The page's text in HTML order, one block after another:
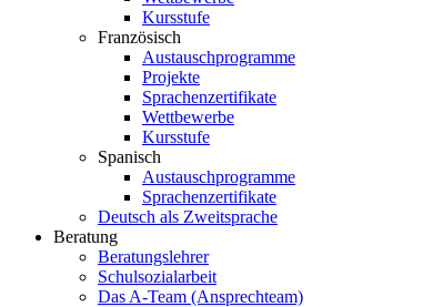
Kursstufe
Französisch
Austauschprogramme
Projekte
Sprachenzertifikate
Wettbewerbe
Kursstufe
Spanisch
Austauschprogramme
Sprachenzertifikate
Deutsch als Zweitsprache
Beratung
Beratungslehrer
Schulsozialarbeit
Das A-Team (Ansprechteam)